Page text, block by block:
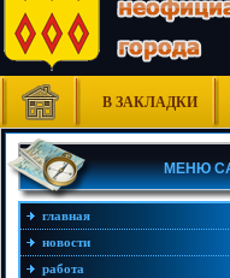
В ЗАКЛАДКИ
МЕНЮ
главная
новости
работа